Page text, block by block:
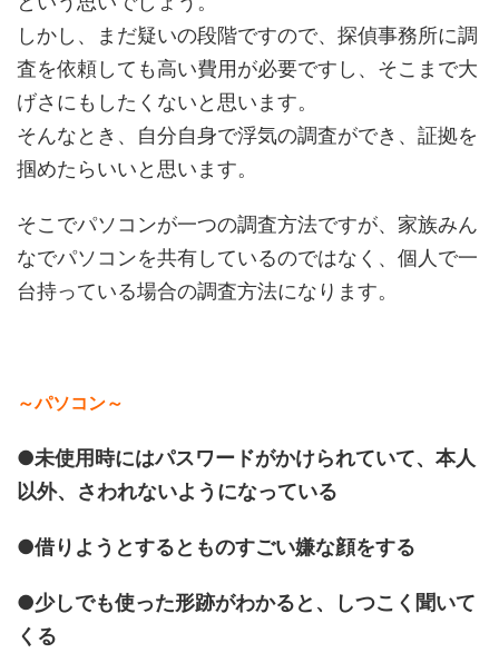
しかし、まだ疑いの段階ですので、探偵事務所に調
査を依頼しても高い費用が必要ですし、そこまで大
げさにもしたくないと思います。
そんなとき、自分自身で浮気の調査ができ、証拠を
掴めたらいいと思います。
そこでパソコンが一つの調査方法ですが、家族みん
なでパソコンを共有しているのではなく、個人で一
台持っている場合の調査方法になります。
～パソコン～
●未使用時にはパスワードがかけられていて、本人
以外、さわれないようになっている
●借りようとするとものすごい嫌な顔をする
●少しでも使った形跡がわかると、しつこく聞いて
くる